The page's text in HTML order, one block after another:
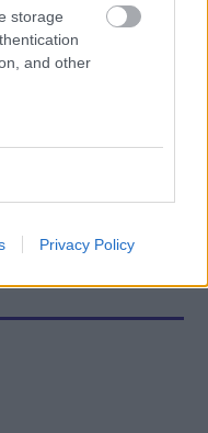
storage
and other
Privacy Policy
az ukránok